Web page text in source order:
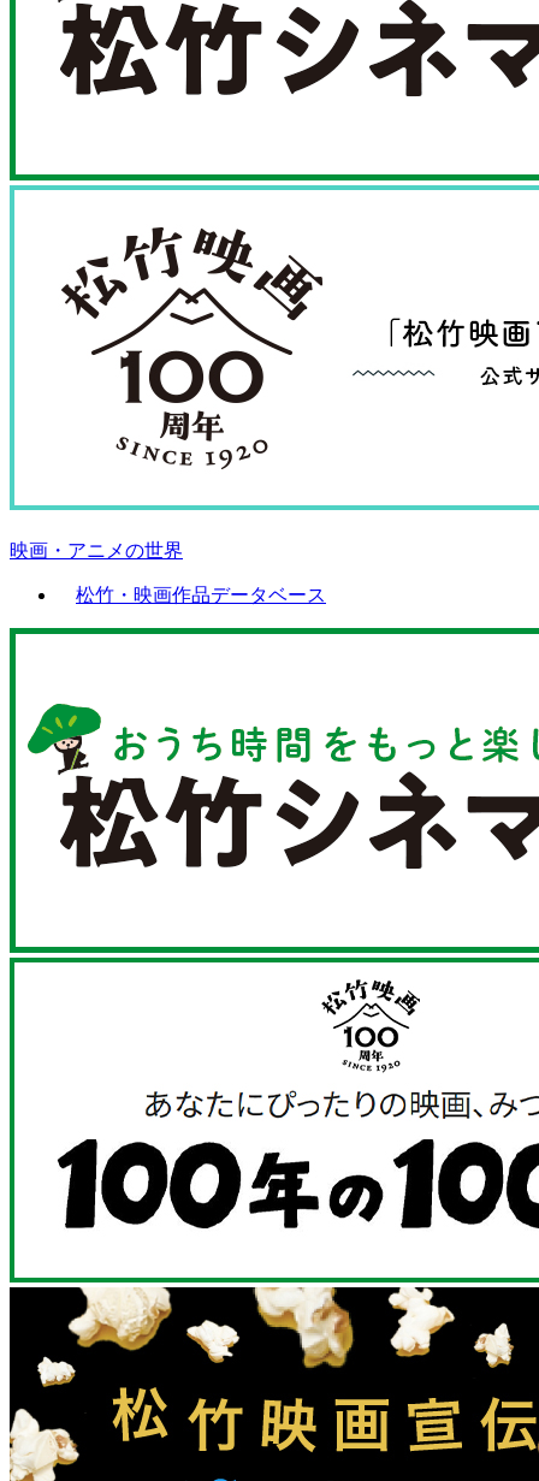
映画・アニメの世界
松竹・映画作品データベース